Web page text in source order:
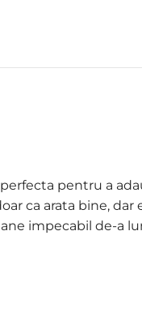
pentru a
ca arata bine, dar
impecabil de-a